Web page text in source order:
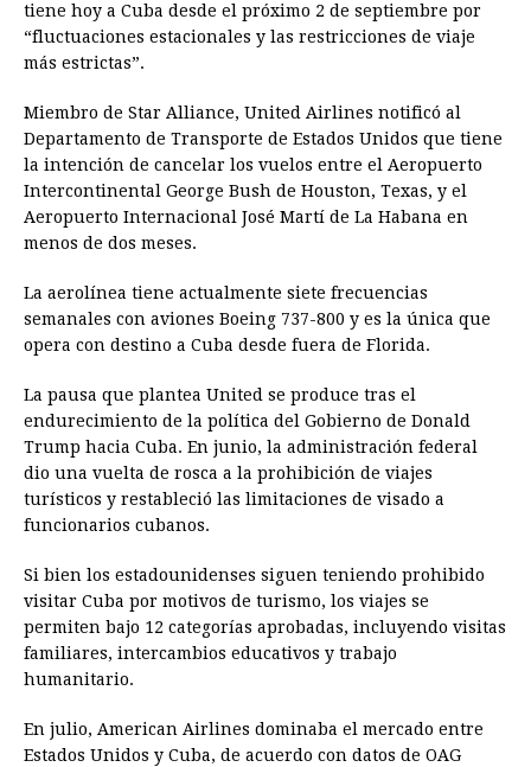
tiene hoy a Cuba desde el próximo 2 de septiembre por
“fluctuaciones estacionales y las restricciones de viaje
más estrictas”.
Miembro de Star Alliance, United Airlines notificó al
Departamento de Transporte de Estados Unidos que tiene
la intención de cancelar los vuelos entre el Aeropuerto
Intercontinental George Bush de Houston, Texas, y el
Aeropuerto Internacional José Martí de La Habana en
menos de dos meses.
La aerolínea tiene actualmente siete frecuencias
semanales con aviones Boeing 737-800 y es la única que
opera con destino a Cuba desde fuera de Florida.
La pausa que plantea United se produce tras el
endurecimiento de la política del Gobierno de Donald
Trump hacia Cuba. En junio, la administración federal
dio una vuelta de rosca a la prohibición de viajes
turísticos y restableció las limitaciones de visado a
funcionarios cubanos.
Si bien los estadounidenses siguen teniendo prohibido
visitar Cuba por motivos de turismo, los viajes se
permiten bajo 12 categorías aprobadas, incluyendo visitas
familiares, intercambios educativos y trabajo
humanitario.
En julio, American Airlines dominaba el mercado entre
Estados Unidos y Cuba, de acuerdo con datos de OAG